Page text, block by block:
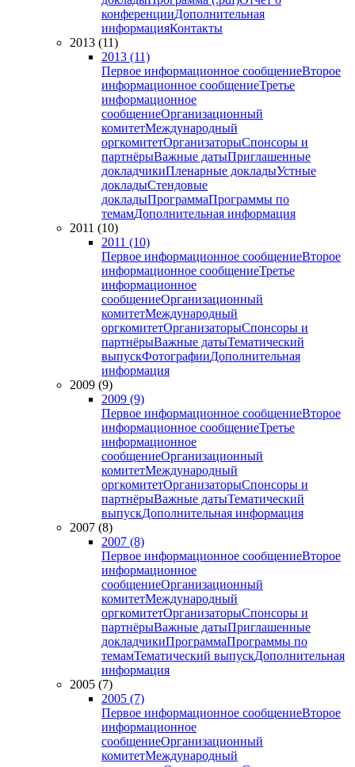
конференцииДополнительная
информацияКонтакты
2013 (11)
2013 (11)
Первое информационное сообщениеВторое
информационное сообщениеТретье
информационное
сообщениеОрганизационный
комитетМеждународный
оргкомитетОрганизаторыСпонсоры и
партнёрыВажные датыПриглашенные
докладчикиПленарные докладыУстные
докладыСтендовые
докладыПрограммаПрограммы по
темамДополнительная информация
2011 (10)
2011 (10)
Первое информационное сообщениеВторое
информационное сообщениеТретье
информационное
сообщениеОрганизационный
комитетМеждународный
оргкомитетОрганизаторыСпонсоры и
партнёрыВажные датыТематический
выпускФотографииДополнительная
информация
2009 (9)
2009 (9)
Первое информационное сообщениеВторое
информационное сообщениеТретье
информационное
сообщениеОрганизационный
комитетМеждународный
оргкомитетОрганизаторыСпонсоры и
партнёрыВажные датыТематический
выпускДополнительная информация
2007 (8)
2007 (8)
Первое информационное сообщениеВторое
информационное
сообщениеОрганизационный
комитетМеждународный
оргкомитетОрганизаторыСпонсоры и
партнёрыВажные датыПриглашенные
докладчикиПрограммаПрограммы по
темамТематический выпускДополнительная
информация
2005 (7)
2005 (7)
Первое информационное сообщениеВторое
информационное
сообщениеОрганизационный
комитетМеждународный